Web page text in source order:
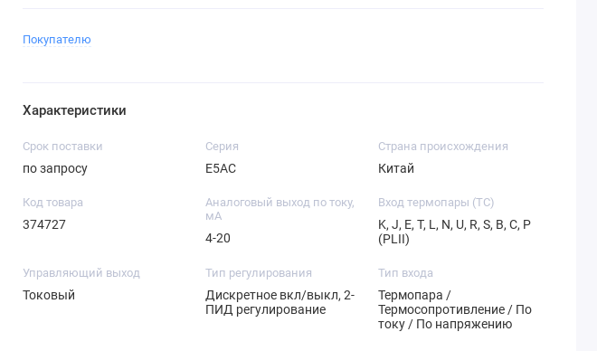
Покупателю
Характеристики
Срок поставки
по запросу
Серия
E5AC
Страна происхождения
Китай
Код товара
374727
Аналоговый выход по току,
мА
4-20
Вход термопары (TC)
K, J, E, T, L, N, U, R, S, B, C, P
(PLII)
Управляющий выход
Токовый
Тип регулирования
Дискретное вкл/выкл, 2-
ПИД регулирование
Тип входа
Термопара /
Термосопротивление / По
току / По напряжению